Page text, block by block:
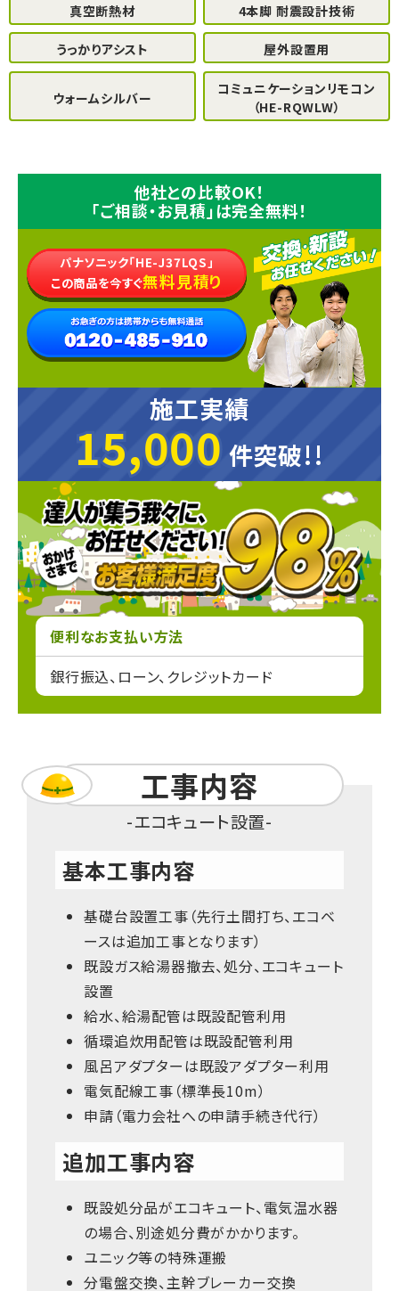
真空断熱材 4本脚 耐震設計技術
うっかりアシスト 屋外設置用
ウォームシルバー
コミュニケーションリモコン
（HE-RQWLW）
他社との比較OK！
「ご相談・お見積」は完全無料！
パナソニック「HE-J37LQS」
この商品を今すぐ無料見積り
施工実績
15,000
15,000 件突破!!
便利なお支払い方法
銀行振込、ローン、クレジットカード
工事内容
エコキュート設置
基本工事内容
基礎台設置工事（先行土間打ち、エコベ
ースは追加工事となります）
既設ガス給湯器撤去、処分、エコキュート
設置
給水、給湯配管は既設配管利用
循環追炊用配管は既設配管利用
風呂アダプターは既設アダプター利用
電気配線工事（標準長10m）
申請（電力会社への申請手続き代行）
追加工事内容
既設処分品がエコキュート、電気温水器
の場合、別途処分費がかかります。
ユニック等の特殊運搬
分電盤交換、主幹ブレーカー交換